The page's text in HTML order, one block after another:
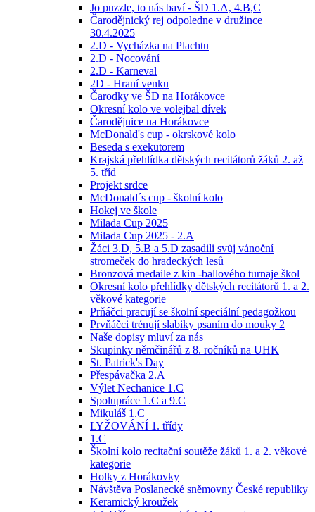
Jo puzzle, to nás baví - ŠD 1.A, 4.B,C
Čarodějnický rej odpoledne v družince
30.4.2025
2.D - Vycházka na Plachtu
2.D - Nocování
2.D - Karneval
2D - Hraní venku
Čarodky ve ŠD na Horákovce
Okresní kolo ve volejbal dívek
Čarodějnice na Horákovce
McDonald's cup - okrskové kolo
Beseda s exekutorem
Krajská přehlídka dětských recitátorů žáků 2. až
5. tříd
Projekt srdce
McDonald´s cup - školní kolo
Hokej ve škole
Milada Cup 2025
Milada Cup 2025 - 2.A
Žáci 3.D, 5.B a 5.D zasadili svůj vánoční
stromeček do hradeckých lesů
Bronzová medaile z kin -ballového turnaje škol
Okresní kolo přehlídky dětských recitátorů 1. a 2.
věkové kategorie
Prňáčci pracují se školní speciální pedagožkou
Prvňáčci trénují slabiky psaním do mouky 2
Naše dopisy mluví za nás
Skupinky němčinářů z 8. ročníků na UHK
St. Patrick's Day
Přespávačka 2.A
Výlet Nechanice 1.C
Spolupráce 1.C a 9.C
Mikuláš 1.C
LYŽOVÁNÍ 1. třídy
1.C
Školní kolo recitační soutěže žáků 1. a 2. věkové
kategorie
Holky z Horákovky
Návštěva Poslanecké sněmovny České republiky
Keramický kroužek